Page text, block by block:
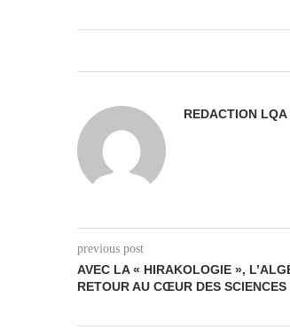
REDACTION LQA
previous post
AVEC LA « HIRAKOLOGIE »,
RETOUR AU CŒUR DES